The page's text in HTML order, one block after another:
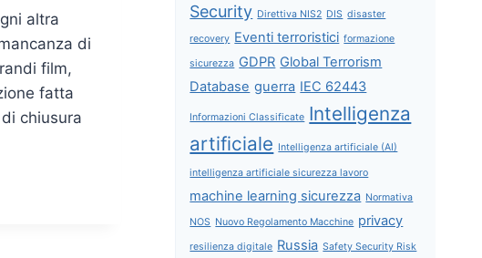
altra
di
film,
fatta
chiusura
Security Direttiva NIS2 DIS disaster
recovery Eventi terroristici formazione
sicurezza GDPR Global Terrorism
Database guerra IEC 62443
Informazioni Classificate Intelligenza
artificiale Intelligenza artificiale (AI)
intelligenza artificiale sicurezza lavoro
machine learning sicurezza Normativa
NOS Nuovo Regolamento Macchine privacy
resilienza digitale Russia Safety Security Risk